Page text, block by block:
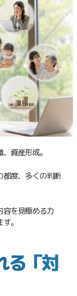
資産形成。
都度、多くの判断
容を見極める力
。
る「対